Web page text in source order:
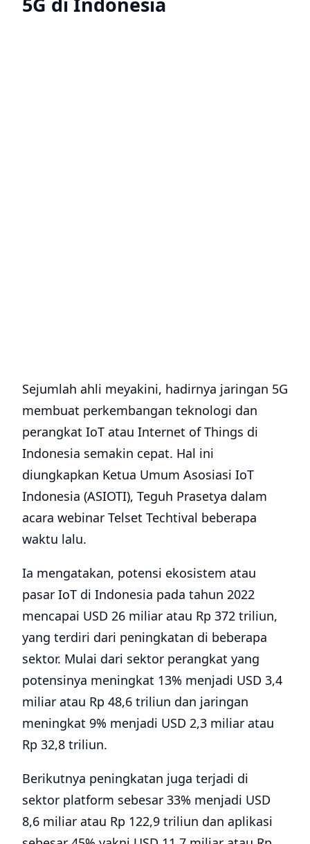
online, sehingga memiliki ekonomi digital
menyatukan sumber daya mereka untuk
mendapatkan hasil umum yang bermanfaat.
Dengan pertumbuhan pendapatan yang
sederhana dan pengeluaran jaringan yang
tinggi, banyak orang di industri percaya
bahwa merger dan kesepakatan pembelian
adalah suatu keharusan jika ingin sukses.
telekomunikasi akan memperketat fokus
bisnisnya. Banyak operator akan
mempertajam fokus bisnis mereka, yang
dapat menyebabkan mereka melepaskan
aset dan bisnis non-inti.
Beberapa operator telekomunukasi bahkan
mungkin mempertimbangkan untuk
menjual atau mendatangkan investor yang
dunia metaverse. [SN/HBS]